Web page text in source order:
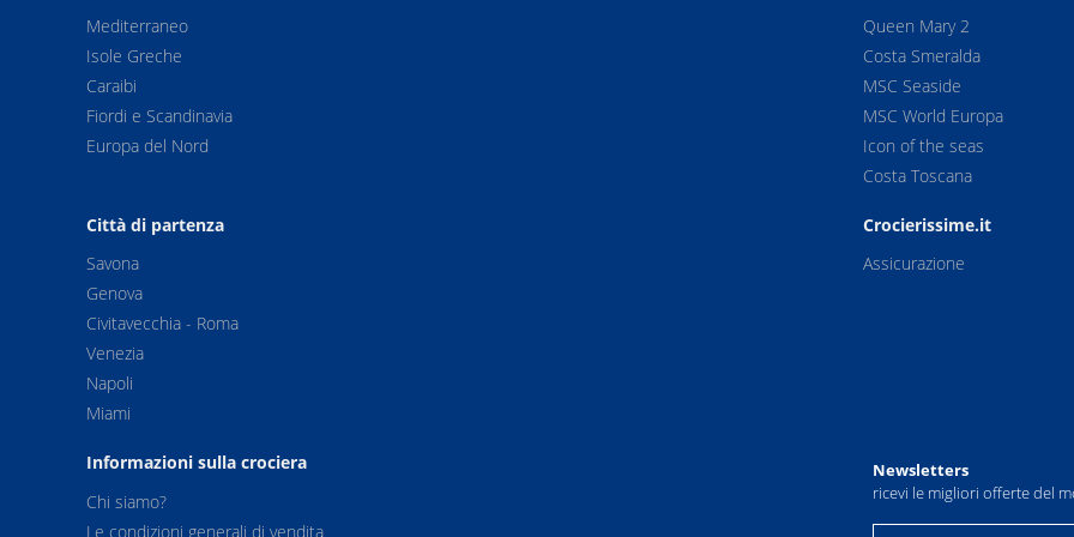
Mediterraneo
Isole Greche
Caraibi
Fiordi e Scandinavia
Europa del Nord
Queen Mary 2
Costa Smeralda
MSC Seaside
MSC World Europa
Icon of the seas
Costa Toscana
Città di partenza
Savona
Genova
Civitavecchia - Roma
Venezia
Napoli
Miami
Crocierissime.it
Assicurazione
Informazioni sulla crociera
Chi siamo?
Le condizioni generali di vendita
Newsletters
ricevi le migliori offerte del